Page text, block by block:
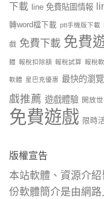
下載
line 免費貼圖情報
轉word檔下載 ptt手機版下載
戲 免費下載 免費
體 報稅扣除額 報稅試算 報稅
軟體 星巴克優惠 最快的瀏
戲推薦 遊戲體驗 開放
免費遊戲 限時
版權宣告
本站軟體、資源介
份軟體簡介是由網